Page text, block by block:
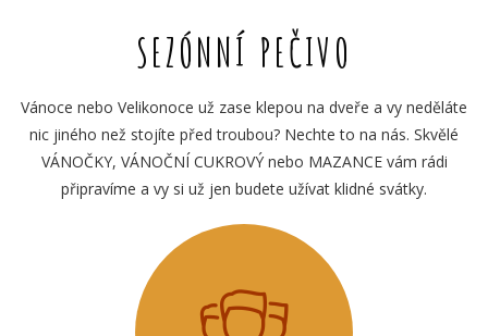
SEZÓNNÍ PEČIVO
Vánoce nebo Velikonoce už zase klepou na dveře a vy neděláte
nic jiného než stojíte před troubou? Nechte to na nás. Skvělé
VÁNOČKY, VÁNOČNÍ CUKROVÝ nebo MAZANCE vám rádi
připravíme a vy si už jen budete užívat klidné svátky.